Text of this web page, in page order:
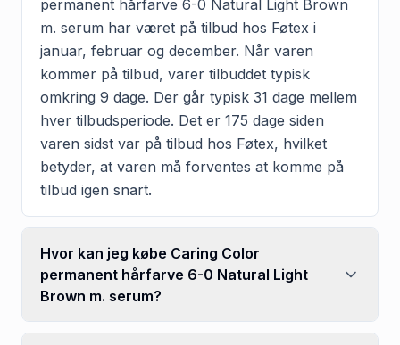
permanent hårfarve 6-0 Natural Light Brown
m. serum har været på tilbud hos Føtex i
januar, februar og december. Når varen
kommer på tilbud, varer tilbuddet typisk
omkring 9 dage. Der går typisk 31 dage mellem
hver tilbudsperiode. Det er 175 dage siden
varen sidst var på tilbud hos Føtex, hvilket
betyder, at varen må forventes at komme på
tilbud igen snart.
Hvor kan jeg købe Caring Color
permanent hårfarve 6-0 Natural Light
Brown m. serum?